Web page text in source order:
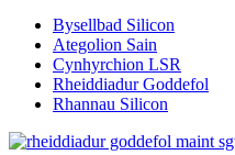
Bysellbad Silicon
Ategolion Sain
Cynhyrchion LSR
Rheiddiadur Goddefol
Rhannau Silicon